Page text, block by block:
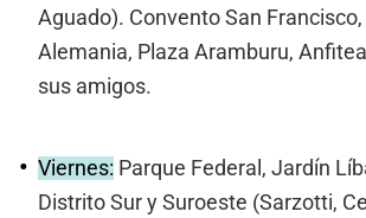
Aguado). Convento San Francisco,
Alemania, Plaza Aramburu,
sus amigos.
Viernes: Parque Federal, Jardín
Distrito Sur y Suroeste (Sarzotti,